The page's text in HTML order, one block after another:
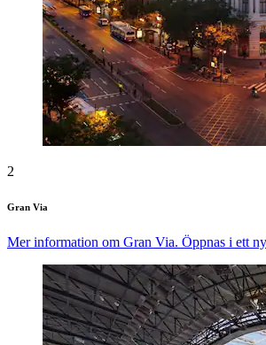
2
Gran Via
Mer information om Gran Via. Öppnas i ett